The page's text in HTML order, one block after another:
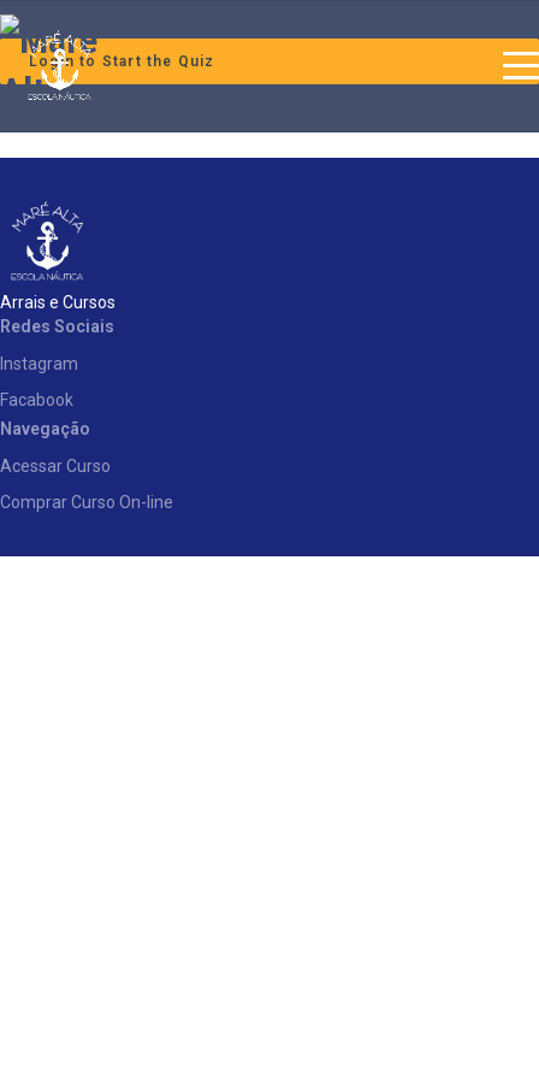
Login to Start the Quiz
Arrais e Cursos
Redes Sociais
Instagram
Facabook
Navegação
Acessar Curso
Comprar Curso On-line